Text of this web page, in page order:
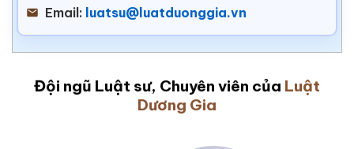
Email: luatsu@luatduonggia.vn
Đội ngũ Luật sư, Chuyên viên của Luật
Dương Gia